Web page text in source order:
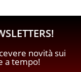
novità sui
a tempo!